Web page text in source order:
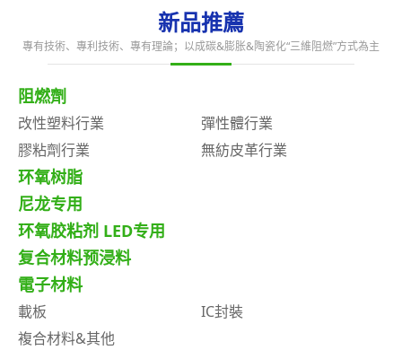
新品推薦
專有技術、專利技術、專有理論；以成碳&膨胀&陶瓷化“三維阻燃”方式為主
阻燃劑
改性塑料行業
彈性體行業
膠粘劑行業
無紡皮革行業
环氧树脂
尼龙专用
环氧胶粘剂 LED专用
复合材料预浸料
電子材料
載板
IC封裝
複合材料&其他